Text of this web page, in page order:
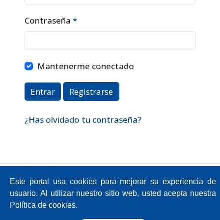
Contraseña *
Obligatorio
Mantenerme conectado
Entrar Registrarse
¿Has olvidado tu contraseña?
Sector Cutuglagua
Código Postal 17211991 / Mejía - Ecuador
Teléfono: 593-2-299-2001
Este portal usa cookies para mejorar su experiencia de
usuario. Al utilizar nuestro sitio web, usted acepta nuestra
Política de cookies.